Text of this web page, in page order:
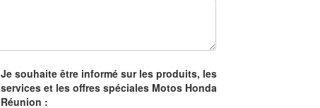
Je souhaite être informé sur les produits, les
services et les offres spéciales Motos Honda
Réunion :